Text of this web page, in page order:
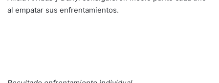
al empatar sus enfrentamientos.